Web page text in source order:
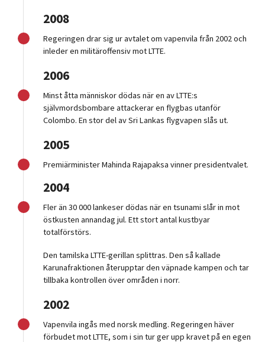
2008
Regeringen drar sig ur avtalet om vapenvila från 2002 och
inleder en militäroffensiv mot LTTE.
2006
Minst åtta människor dödas när en av LTTE:s
självmordsbombare attackerar en flygbas utanför
Colombo. En stor del av Sri Lankas flygvapen slås ut.
2005
Premiärminister Mahinda Rajapaksa vinner presidentvalet.
2004
Fler än 30 000 lankeser dödas när en tsunami slår in mot
östkusten annandag jul. Ett stort antal kustbyar
totalförstörs.
Den tamilska LTTE-gerillan splittras. Den så kallade
Karunafraktionen återupptar den väpnade kampen och tar
tillbaka kontrollen över områden i norr.
2002
Vapenvila ingås med norsk medling. Regeringen häver
förbudet mot LTTE, som i sin tur ger upp kravet på en egen